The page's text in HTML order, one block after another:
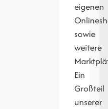
eigenen
sowie
weitere
Ein
Großteil
unserer